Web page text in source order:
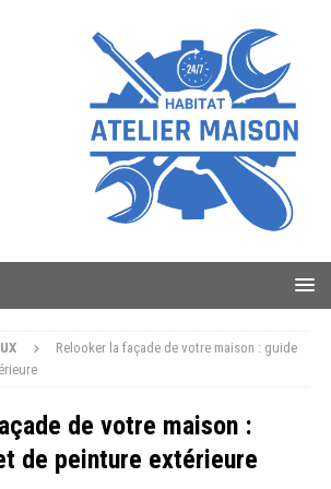
Relooker la façade de votre maison : guide
de votre maison :
de peinture extérieure